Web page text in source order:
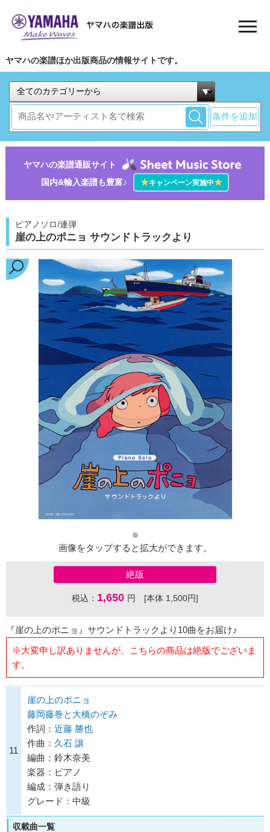
ヤマハの楽譜ほか出版商品の情報サイトです。
条件を追加
ヤマハの楽譜通販サイト
国内&輸入楽譜も豊富♪
★キャンペーン実施中★
ピアノソロ/連弾
崖の上のポニョ サウンドトラックより
画像をタップすると拡大ができます。
絶版
税込： 1,650 円 [本体 1,500円]
『崖の上のポニョ』サウンドトラックより10曲をお届け♪
※大変申し訳ありませんが、こちらの商品は絶版でございま
す。
11
崖の上のポニョ
藤岡藤巻と大橋のぞみ
作詞： 近藤 勝也
作曲： 久石 譲
編曲：鈴木奈美
楽器：ピアノ
編成：弾き語り
グレード：中級
収載曲一覧